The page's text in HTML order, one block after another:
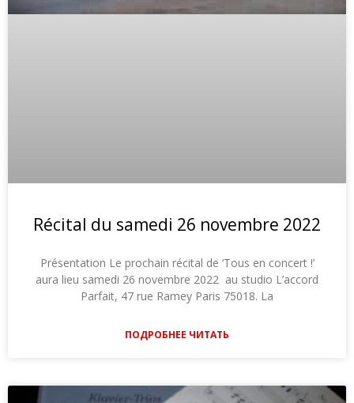
Récital du samedi 26 novembre 2022
Présentation Le prochain récital de ‘Tous en concert !’
aura lieu samedi 26 novembre 2022 au studio L’accord
Parfait, 47 rue Ramey Paris 75018. La
ПОДРОБНЕЕ ЧИТАТЬ